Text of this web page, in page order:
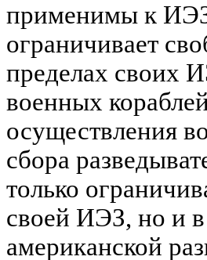
применимы к
ограничивает
пределах своих
военных
осуществления
сбора
только
своей ИЭЗ, но и в
американской